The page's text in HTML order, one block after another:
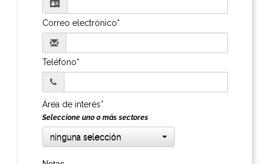
Correo electrónico*
Teléfono*
Área de interés*
Seleccione uno o más sectores
ninguna selección